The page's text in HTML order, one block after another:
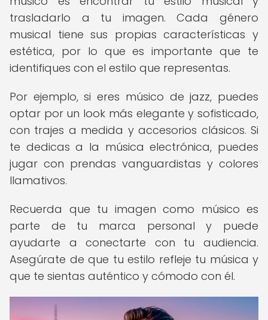
trasladarlo a tu imagen. Cada género
musical tiene sus propias características y
estética, por lo que es importante que te
identifiques con el estilo que representas.
Por ejemplo, si eres músico de jazz, puedes
optar por un look más elegante y sofisticado,
con trajes a medida y accesorios clásicos. Si
te dedicas a la música electrónica, puedes
jugar con prendas vanguardistas y colores
llamativos.
Recuerda que tu imagen como músico es
parte de tu marca personal y puede
ayudarte a conectarte con tu audiencia.
Asegúrate de que tu estilo refleje tu música y
que te sientas auténtico y cómodo con él.